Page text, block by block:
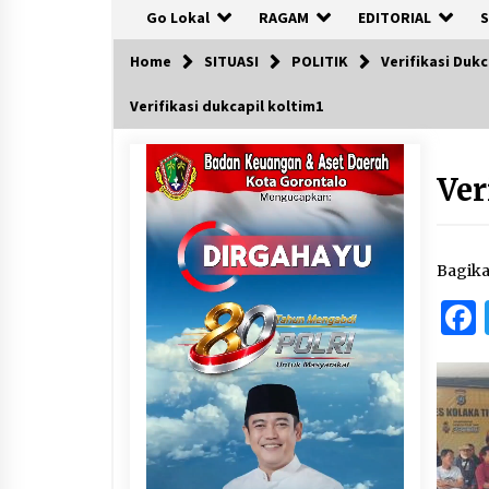
Go Lokal RAGAM EDITORIAL
Home SITUASI POLITIK Verifikasi
Verifikasi dukcapil koltim1